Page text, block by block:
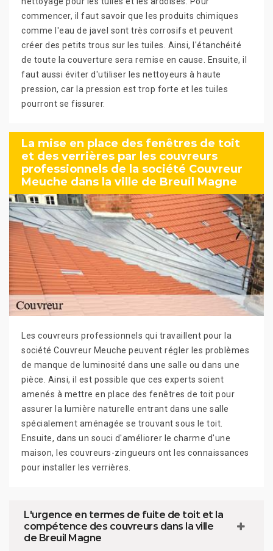
commencer, il faut savoir que les produits chimiques
comme l'eau de javel sont très corrosifs et peuvent
créer des petits trous sur les tuiles. Ainsi, l'étanchéité
de toute la couverture sera remise en cause. Ensuite, il
faut aussi éviter d'utiliser les nettoyeurs à haute
pression, car la pression est trop forte et les tuiles
pourront se fissurer.
La mise en place des fenêtres de toit
et des verrières par les couvreurs
professionnels de la société Couvreur
Meuche dans la ville de Breuil Magne
Les couvreurs professionnels qui travaillent pour la
société Couvreur Meuche peuvent régler les problèmes
de manque de luminosité dans une salle ou dans une
pièce. Ainsi, il est possible que ces experts soient
amenés à mettre en place des fenêtres de toit pour
assurer la lumière naturelle entrant dans une salle
spécialement aménagée se trouvant sous le toit.
Ensuite, dans un souci d'améliorer le charme d'une
maison, les couvreurs-zingueurs ont les connaissances
pour installer les verrières.
L'urgence en termes de fuite de toit et la
compétence des couvreurs dans la ville
de Breuil Magne